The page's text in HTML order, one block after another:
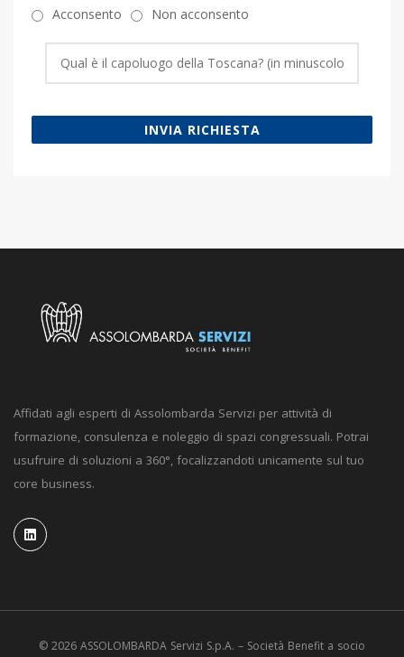
Acconsento Non acconsento
INVIA RICHIESTA
Affidati agli esperti di Assolombarda Servizi per attività di
formazione, consulenza e noleggio di spazi congressuali. Potrai
usufruire di soluzioni a 360°, focalizzandoti unicamente sul tuo
core business.
© 2026 ASSOLOMBARDA Servizi S.p.A. – Società Benefit a socio